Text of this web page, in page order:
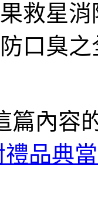
救星消
口臭
篇內容
禮品典